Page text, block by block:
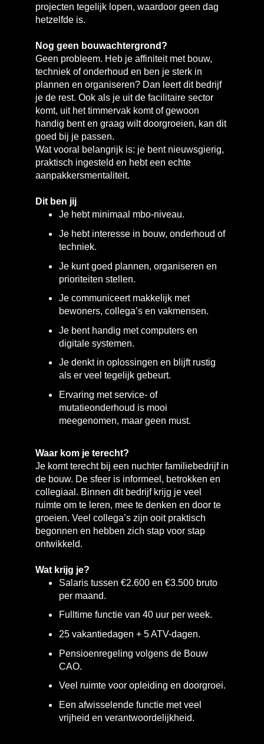
projecten tegelijk lopen, waardoor geen dag
hetzelfde is.
Nog geen bouwachtergrond?
Geen probleem. Heb je affiniteit met bouw,
techniek of onderhoud en ben je sterk in
plannen en organiseren? Dan leert dit bedrijf
je de rest. Ook als je uit de facilitaire sector
komt, uit het timmervak komt of gewoon
handig bent en graag wilt doorgroeien, kan dit
goed bij je passen.
Wat vooral belangrijk is: je bent nieuwsgierig,
praktisch ingesteld en hebt een echte
aanpakkersmentaliteit.
Dit ben jij
Je hebt minimaal mbo-niveau.
Je hebt interesse in bouw, onderhoud of
techniek.
Je kunt goed plannen, organiseren en
prioriteiten stellen.
Je communiceert makkelijk met
bewoners, collega’s en vakmensen.
Je bent handig met computers en
digitale systemen.
Je denkt in oplossingen en blijft rustig
als er veel tegelijk gebeurt.
Ervaring met service- of
mutatieonderhoud is mooi
meegenomen, maar geen must.
Waar kom je terecht?
Je komt terecht bij een nuchter familiebedrijf in
de bouw. De sfeer is informeel, betrokken en
collegiaal. Binnen dit bedrijf krijg je veel
ruimte om te leren, mee te denken en door te
groeien. Veel collega’s zijn ooit praktisch
begonnen en hebben zich stap voor stap
ontwikkeld.
Wat krijg je?
Salaris tussen €2.600 en €3.500 bruto
per maand.
Fulltime functie van 40 uur per week.
25 vakantiedagen + 5 ATV-dagen.
Pensioenregeling volgens de Bouw
CAO.
Veel ruimte voor opleiding en doorgroei.
Een afwisselende functie met veel
vrijheid en verantwoordelijkheid.